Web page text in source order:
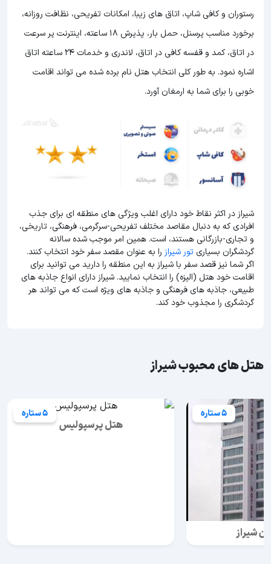
رستوران و کافی شاپ، اتاق های زیبا، امکانات تفریحی، نظافت روزانه،
برخورد مناسب پرسنل، حمل بار، پذیرش 18 ساعته، اینترنت پر سرعت
در اتاق، کمد و قفسه کافی در اتاق، لاندری و خدمات 24 ساعته اتاق
اشاره نمود. به طور کلی انتخاب هتل نام برده شده می تواند اقامت
خوبی را برای شما به ارمغان آورد.
شیراز در اکثر نقاط خود دارای اغلب ویژگی های منطقه ای برای جذب
افرادی که به دنبال مقاصد مختلف تفریحی-سرگرمی، فرهنگی، تاریخی،
و تجاری-بازرگانی هستند، است. همین امر موجب شده سالانه
گردشگران بسیاریتور شیراز را به عنوان مقصد سفر خود انتخاب کنند.
اگر شما نیز قصد سفر با شیراز به این منطقه را دارید می توانید برای
اقامت خود هتل (الیزه) را انتخاب نمایید. شیراز دارای انواع جاذبه های
طبیعی، جاذبه های فرهنگی و جاذبه های ویژه است که می تواند هر
گردشگری را مجذوب خود کند.
هتل های محبوب شیراز
5 ستاره
شیراز
5 ستاره
هتل پرسپولیس